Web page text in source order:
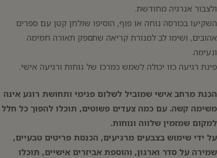
ולצבור אנרגיה מחודשת.
השקיעו בכורסה נוחה או פוף, הוסיפו שולחן קטן עם ספרים
אהובים, ושימו לב למנורת קריאה שתספק תאורה חמימה
ונעימה.
פינת רגיעה כזו יכולה לשמש כמרכז של נוחות ורגיעה אישי.
הכנת מרחב אישי שמוביל לשלום פנימי ותחושת רוגע אינה
משימה קשה. עם כמה צעדים פשוטים, תוכלו להפוך כל חלל
למקום שמזמין שלווה ונוחות.
על ידי שימוש בצבעים מרגיעים, הכנסת פריטים טבעיים,
שמירה על סדר וארגון, והוספת אביזרים אישיים, תוכלו